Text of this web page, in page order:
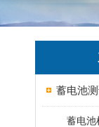
蓄电池
蓄电池